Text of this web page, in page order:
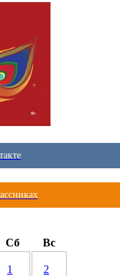
Сб Вс
1 2